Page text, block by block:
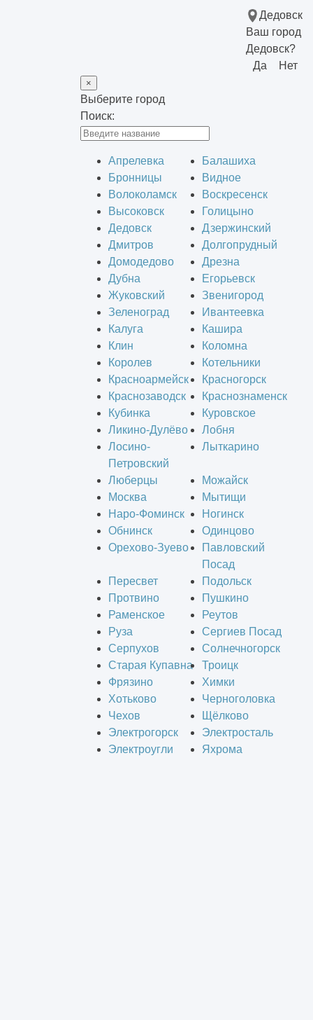
Дедовск
Ваш город
Дедовск?
Да
Нет
×
Выберите город
Поиск:
Апрелевка
Балашиха
Бронницы
Видное
Волоколамск
Воскресенск
Высоковск
Голицыно
Дедовск
Дзержинский
Дмитров
Долгопрудный
Домодедово
Дрезна
Дубна
Егорьевск
Жуковский
Звенигород
Зеленоград
Ивантеевка
Калуга
Кашира
Клин
Коломна
Королев
Котельники
Красноармейск
Красногорск
Краснозаводск
Краснознаменск
Кубинка
Куровское
Ликино-Дулёво
Лобня
Лосино-
Петровский
Лыткарино
Люберцы
Можайск
Москва
Мытищи
Наро-Фоминск
Ногинск
Обнинск
Одинцово
Орехово-Зуево
Павловский
Посад
Пересвет
Подольск
Протвино
Пушкино
Раменское
Реутов
Руза
Сергиев Посад
Серпухов
Солнечногорск
Старая Купавна
Троицк
Фрязино
Химки
Хотьково
Черноголовка
Чехов
Щёлково
Электрогорск
Электросталь
Электроугли
Яхрома